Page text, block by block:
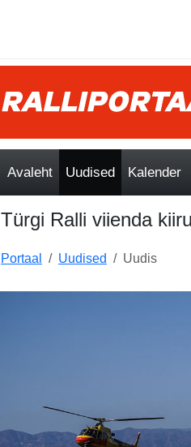
Avaleht Uudised Kalender
Türgi Ralli viienda
Portaal Uudised Uudis